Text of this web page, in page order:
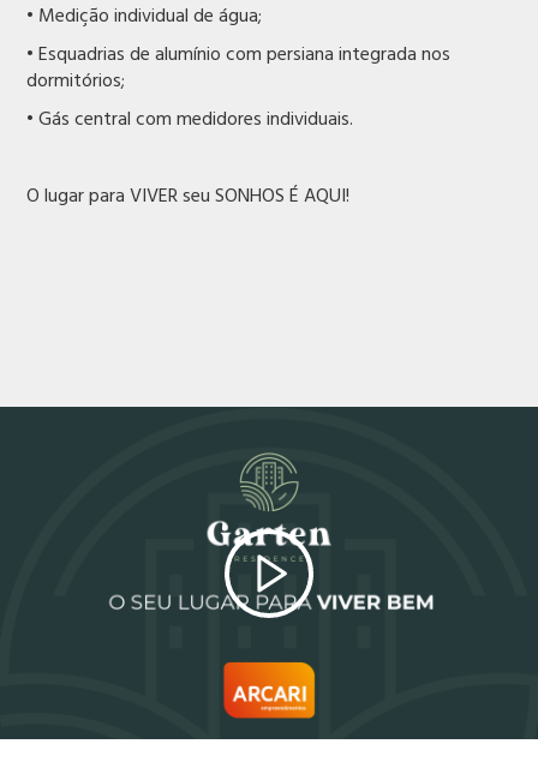
• Medição individual de água;
• Esquadrias de alumínio com persiana integrada nos
dormitórios;
• Gás central com medidores individuais.
O lugar para VIVER seu SONHOS É AQUI!